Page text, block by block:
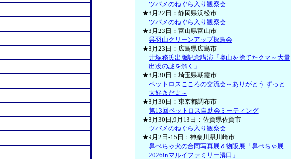
ツバメのねぐら入り観察会
★8月22日：静岡県浜松市
ツバメのねぐら入り観察会
★8月23日：富山県富山市
呉羽山クリーンアップ探鳥会
★8月23日：広島県広島市
井塚務氏出版記念講演「奥山を捨てたクマ～大量
出没の謎を解く」
★8月30日：埼玉県朝霞市
ペットロスこころの交流会～ありがとう ずっと
大好きだよ～
★8月30日：東京都調布市
第13回ペットロス自助会ミーティング
★8月30日,9月13日：佐賀県佐賀市
ツバメのねぐら入り観察会
★9月2日-15日：神奈川県川崎市
鼻ぺちゃ犬の合同写真展＆物販展「鼻ぺちゃ展
2026inマルイファミリー溝口」